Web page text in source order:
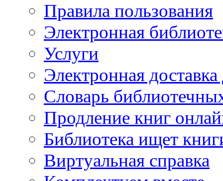
Правила пользования
Электронная
Услуги
Электронная
Словарь
Продление книг
Библиотека ищет
Виртуальная справка